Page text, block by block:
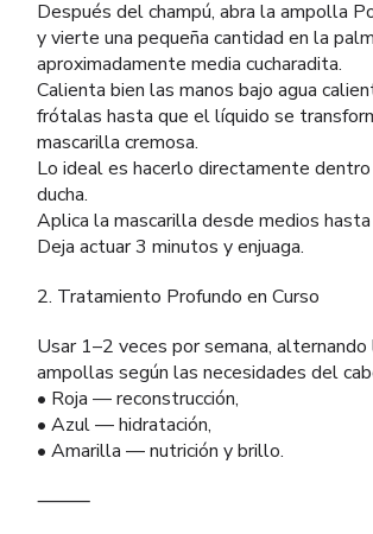
Después del champú, abra la ampolla
y vierte una pequeña cantidad en la
aproximadamente media cucharadita.
Calienta bien las manos bajo agua
frótalas hasta que el líquido se
mascarilla cremosa.
Lo ideal es hacerlo directamente
ducha.
Aplica la mascarilla desde medios
Deja actuar 3 minutos y enjuaga.
2. Tratamiento Profundo en Curso
Usar 1–2 veces por semana, alternando
ampollas según las necesidades del
• Roja — reconstrucción,
• Azul — hidratación,
• Amarilla — nutrición y brillo.
⸻